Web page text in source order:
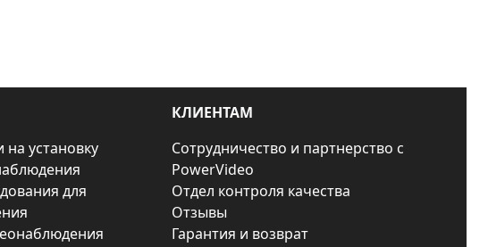
на установку
для
КЛИЕНТАМ
Сотрудничество и партнерство с
PowerVideo
Отдел контроля качества
Отзывы
Гарантия и возврат